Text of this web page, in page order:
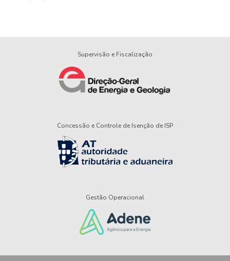
Supervisão e Fiscalização
Concessão e Controle de Isenção de ISP
Gestão Operacional